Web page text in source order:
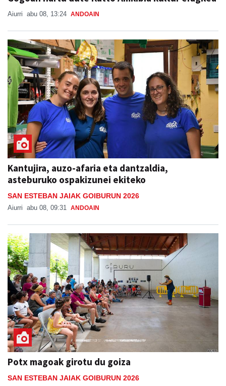
Aiurri abu 08, 13:24 ANDOAIN
Kantujira, auzo-afaria eta dantzaldia,
asteburuko ospakizunei ekiteko
SAN ESTEBAN JAIAK GOIBURUN 2026
Aiurri abu 08, 09:31 ANDOAIN
Potx magoak girotu du goiza
SAN ESTEBAN JAIAK GOIBURUN 2026